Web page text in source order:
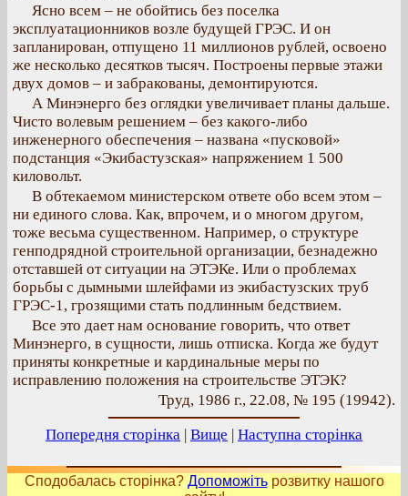
Ясно всем – не обойтись без поселка
эксплуатационников возле будущей ГРЭС. И он
запланирован, отпущено 11 миллионов рублей, освоено
же несколько десятков тысяч. Построены первые этажи
двух домов – и забракованы, демонтируются.
А Минэнерго без оглядки увеличивает планы дальше.
Чисто волевым решением – без какого-либо
инженерного обеспечения – названа «пусковой»
подстанция «Экибастузская» напряжением 1 500
киловольт.
В обтекаемом министерском ответе обо всем этом –
ни единого слова. Как, впрочем, и о многом другом,
тоже весьма существенном. Например, о структуре
генподрядной строительной организации, безнадежно
отставшей от ситуации на ЭТЭКе. Или о проблемах
борьбы с дымными шлейфами из экибастузских труб
ГРЭС-1, грозящими стать подлинным бедствием.
Все это дает нам основание говорить, что ответ
Минэнерго, в сущности, лишь отписка. Когда же будут
приняты конкретные и кардинальные меры по
исправлению положения на строительстве ЭТЭК?
Труд, 1986 г., 22.08, № 195 (19942).
Попередня сторінка | Вище | Наступна сторінка
Сподобалась сторінка? Допоможітьрозвитку нашого